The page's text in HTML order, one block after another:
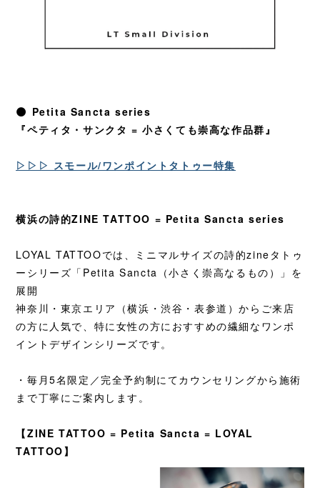
🌑 Petita Sancta series
『ペティタ・サンクタ = 小さくても崇高な作品群』
▷▷▷ スモール/ワンポイントタトゥー特集
横浜の詩的ZINE TATTOO = Petita Sancta series
LOYAL TATTOOでは、ミニマルサイズの詩的zineタトゥ
ーシリーズ「Petita Sancta（小さく崇高なるもの）」を
展開
神奈川・東京エリア（横浜・渋谷・表参道）からご来店
の方に人気で、特に女性の方におすすめの繊細なワンポ
イントデザインシリーズです。
・毎月5名限定／完全予約制にてカウンセリングから施術
まで丁寧にご案内します。
【ZINE TATTOO = Petita Sancta = LOYAL
TATTOO】